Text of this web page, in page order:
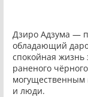
Дзиро Адзума —
обладающий
спокойная жизнь
раненого
могущественным
и люди.